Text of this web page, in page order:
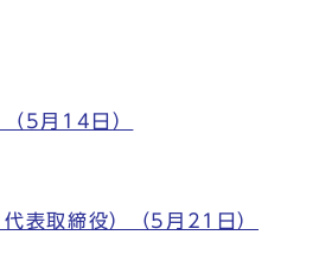
5月14日）
表取締役）（5月21日）